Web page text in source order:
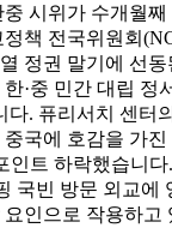
시위가 수개월째
책 전국위원회
정권 말기에 선동
·중 민간 대립 정
. 퓨리서치 센터
국에 호감을 가진
인트 하락했습니
국빈 방문 외교에
인으로 작용하고